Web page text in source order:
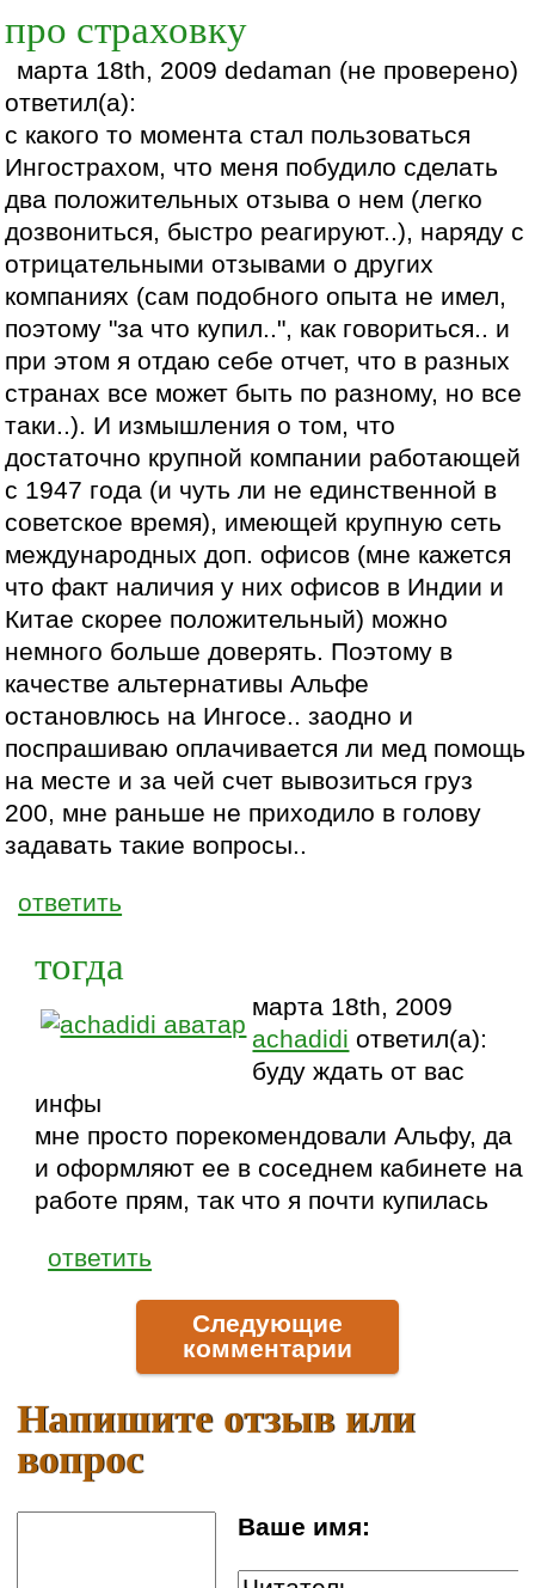
про страховку
марта 18th, 2009 dedaman (не проверено)
ответил(а):
с какого то момента стал пользоваться
Ингострахом, что меня побудило сделать
два положительных отзыва о нем (легко
дозвониться, быстро реагируют..), наряду с
отрицательными отзывами о других
компаниях (сам подобного опыта не имел,
поэтому "за что купил..", как говориться.. и
при этом я отдаю себе отчет, что в разных
странах все может быть по разному, но все
таки..). И измышления о том, что
достаточно крупной компании работающей
с 1947 года (и чуть ли не единственной в
советское время), имеющей крупную сеть
международных доп. офисов (мне кажется
что факт наличия у них офисов в Индии и
Китае скорее положительный) можно
немного больше доверять. Поэтому в
качестве альтернативы Альфе
остановлюсь на Ингосе.. заодно и
поспрашиваю оплачивается ли мед помощь
на месте и за чей счет вывозиться груз
200, мне раньше не приходило в голову
задавать такие вопросы..
ответить
тогда
марта 18th, 2009
achadidi ответил(а):
буду ждать от вас
инфы
мне просто порекомендовали Альфу, да
и оформляют ее в соседнем кабинете на
работе прям, так что я почти купилась
ответить
Следующие
комментарии
Напишите отзыв или
вопрос
Ваше имя: